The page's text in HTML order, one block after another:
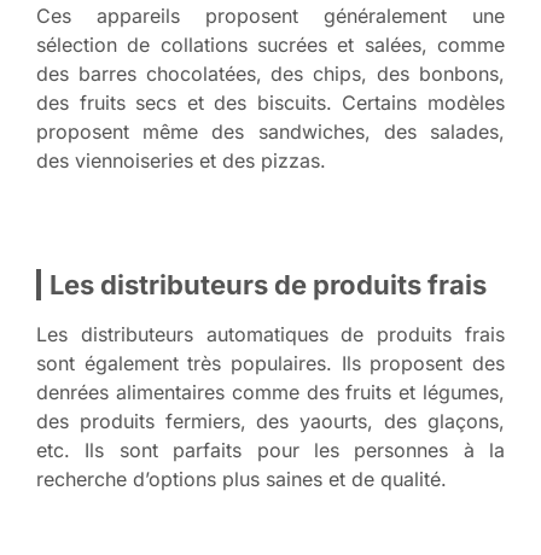
Ces appareils proposent généralement une
sélection de collations sucrées et salées, comme
des barres chocolatées, des chips, des bonbons,
des fruits secs et des biscuits. Certains modèles
proposent même des sandwiches, des salades,
des viennoiseries et des pizzas.
Les distributeurs de produits frais
Les distributeurs automatiques de produits frais
sont également très populaires. Ils proposent des
denrées alimentaires comme des fruits et légumes,
des produits fermiers, des yaourts, des glaçons,
etc. Ils sont parfaits pour les personnes à la
recherche d’options plus saines et de qualité.